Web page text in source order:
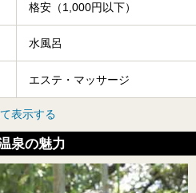
格安（1,000円以下）
水風呂
エステ・マッサージ
表示する
泉の魅力